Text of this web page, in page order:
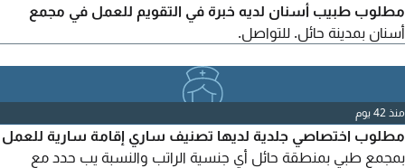
مطلوب طبيب أسنان لديه خبرة في التقويم للعمل في مجمع
أسنان بمدينة حائل. للتواصل.
منذ 42 يوم
مطلوب اختصاصي جلدية لديها تصنيف ساري إقامة سارية للعمل
بمجمع طبي بمنطقة حائل أي جنسية الراتب والنسبة يب حدد مع